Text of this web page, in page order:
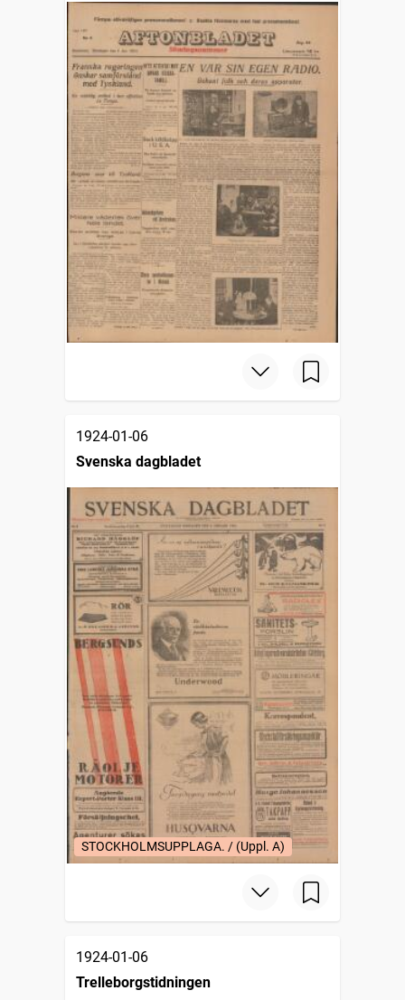
1924-01-06
Svenska dagbladet
STOCKHOLMSUPPLAGA. / (Uppl. A)
1924-01-06
Trelleborgstidningen